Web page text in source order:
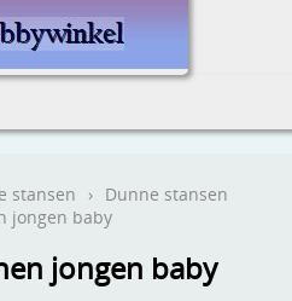
stansen › Dunne stansen
jongen baby
jongen baby